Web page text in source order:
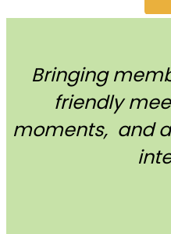
Bringing
friendly
moments, and